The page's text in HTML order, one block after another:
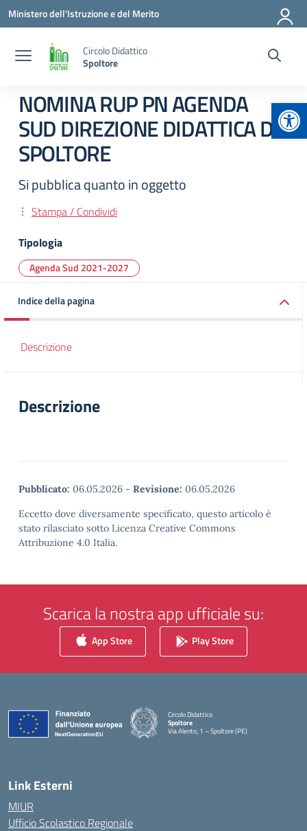
Vai ai contenuti
Vai al menu di navigazione
Vai al footer
Ministero dell'Istruzione e del Merito
Circolo Didattico
Spoltore
NOMINA RUP PN AGENDA
SUD DIREZIONE DIDATTICA DI
SPOLTORE
Si pubblica quanto in oggetto
Stampa / Condividi
Tipologia
Agenda Sud 2021-2027
Indice della pagina
Descrizione
Descrizione
Pubblicato: 06.05.2026 - Revisione: 06.05.2026
Eccetto dove diversamente specificato, questo articolo è
stato rilasciato sotto Licenza Creative Commons
Attribuzione 4.0 Italia.
Scarica la nostra app ufficiale su:
App Store Play Store
Circolo Didattico
Spoltore
Via Alento, 1 – Spoltore (PE)
— Visita la pagina iniziale della scuola
Link Esterni
MIUR
Ufficio Scolastico Regionale